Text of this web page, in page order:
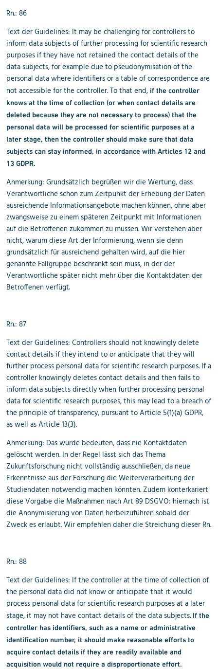
Rn.: 86
Text der Guidelines: It may be challenging for controllers to
inform data subjects of further processing for scientific research
purposes if they have not retained the contact details of the
data subjects, for example due to pseudonymisation of the
personal data where identifiers or a table of correspondence are
not accessible for the controller. To that end, if the controller
knows at the time of collection (or when contact details are
deleted because they are not necessary to process) that the
personal data will be processed for scientific purposes at a
later stage, then the controller should make sure that data
subjects can stay informed, in accordance with Articles 12 and
13 GDPR.
Anmerkung: Grundsätzlich begrüßen wir die Wertung, dass
Verantwortliche schon zum Zeitpunkt der Erhebung der Daten
ausreichende Informationsangebote machen können, ohne aber
zwangsweise zu einem späteren Zeitpunkt mit Informationen
auf die Betroffenen zukommen zu müssen. Wir verstehen aber
nicht, warum diese Art der Informierung, wenn sie denn
grundsätzlich für ausreichend gehalten wird, auf die hier
genannte Fallgruppe beschränkt sein muss, in der der
Verantwortliche später nicht mehr über die Kontaktdaten der
Betroffenen verfügt.
Rn.: 87
Text der Guidelines: Controllers should not knowingly delete
contact details if they intend to or anticipate that they will
further process personal data for scientific research purposes. If a
controller knowingly deletes contact details and then fails to
inform data subjects directly when further processing personal
data for scientific research purposes, this may lead to a breach of
the principle of transparency, pursuant to Article 5(1)(a) GDPR,
as well as Article 13(3).
Anmerkung: Das würde bedeuten, dass nie Kontaktdaten
gelöscht werden. In der Regel lässt sich das Thema
Zukunftsforschung nicht vollständig ausschließen, da neue
Erkenntnisse aus der Forschung die Weiterverarbeitung der
Studiendaten notwendig machen könnten. Zudem konterkariert
diese Vorgabe die Maßnahmen nach Art 89 DSGVO: hiernach ist
die Anonymisierung von Daten herbeizuführen sobald der
Zweck es erlaubt. Wir empfehlen daher die Streichung dieser Rn.
Rn.: 88
Text der Guidelines: If the controller at the time of collection of
the personal data did not know or anticipate that it would
process personal data for scientific research purposes at a later
stage, it may not have contact details of the data subjects. If the
controller has identifiers, such as a name or administrative
identification number, it should make reasonable efforts to
acquire contact details if they are readily available and
acquisition would not require a disproportionate effort.